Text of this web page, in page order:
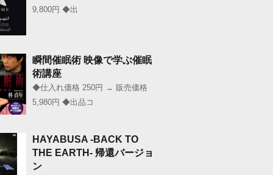
9,800円 ◆出
瞬間催眠術 映像で学ぶ催眠
術講座
◆仕入れ価格 250円 → 販売価格
5,980円 ◆出品コ
HAYABUSA -BACK TO
THE EARTH- 帰還バージョ
ン